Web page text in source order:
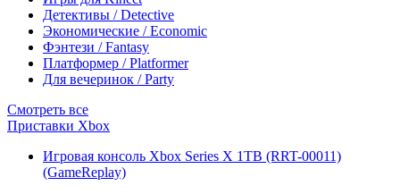
Детективы / Detective
Экономические / Economic
Фэнтези / Fantasy
Платформер / Platformer
Для вечеринок / Party
Смотреть все
Приставки Xbox
Игровая консоль Xbox Series X 1TB (RRT-00011)
(GameReplay)